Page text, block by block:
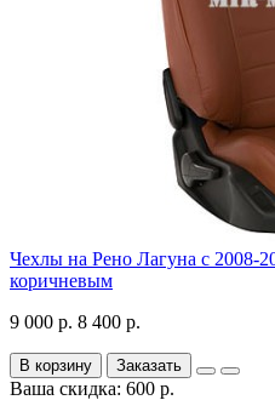
Чехлы на Рено Лагуна с 2008-
коричневым
9 000 р. 8 400 р.
В корзину Заказать
Ваша скидка: 600 р.